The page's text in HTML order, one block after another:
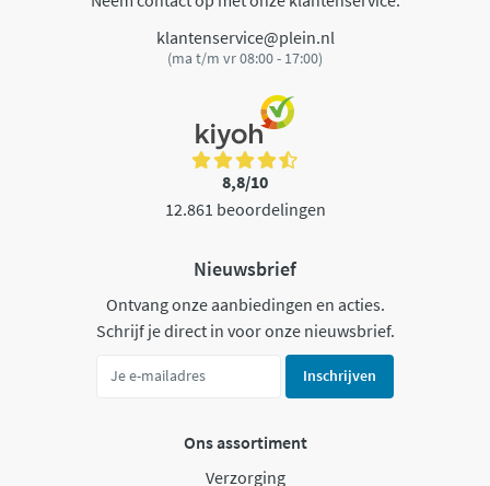
klantenservice@plein.nl
(ma t/m vr 08:00 - 17:00)
8,8/10
12.861 beoordelingen
Nieuwsbrief
Ontvang onze aanbiedingen en acties.
Schrijf je direct in voor onze nieuwsbrief.
Inschrijven
Ons assortiment
Verzorging